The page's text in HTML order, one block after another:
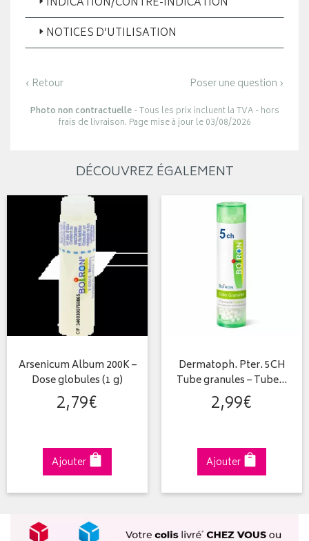
NOTICES D’UTILISATION
‹ Retour Poser une question ›
Photo non contractuelle- Tous les prix incluent la TVA - hors
frais de livraison. Page mise à jour le 03/08/2026
DÉCOUVREZ ÉGALEMENT
Arsenicum Album 200K –
Dose globules (1 g)
2,79€
Ajouter
Dermatoph. Pter. 5CH
Tube granules – Tube…
2,99€
Ajouter